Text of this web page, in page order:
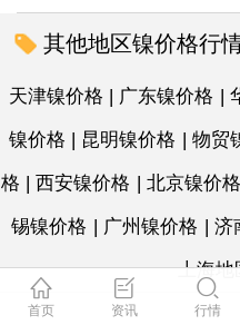
其他地区镍价格行
天津镍价格 | 广东镍价格 |
镍价格 | 昆明镍价格 | 物贸
格 | 西安镍价格 | 北京镍价格
锡镍价格 | 广州镍价格 | 济
上海地
首页 资讯 行情